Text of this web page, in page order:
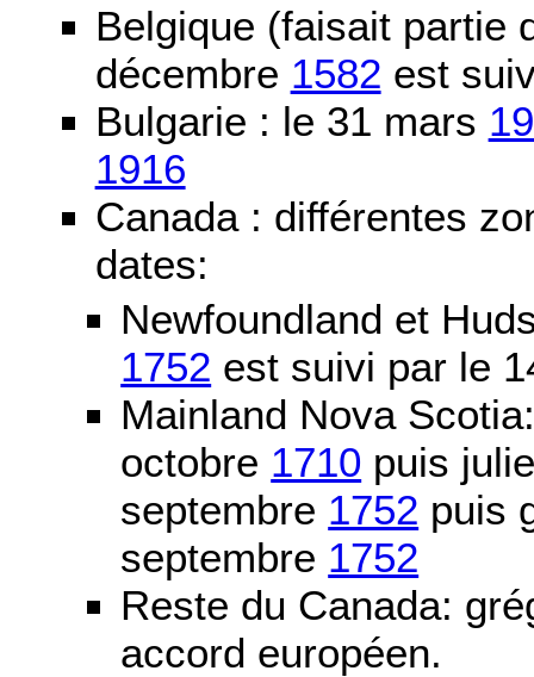
Belgique (faisait partie
décembre 1582 est
Bulgarie : le 31 mars
1916
Canada : différentes
dates:
Newfoundland et
1752 est suivi par le
Mainland Nova
octobre 1710 puis
septembre 1752 puis
septembre 1752
Reste du Canada:
accord européen.